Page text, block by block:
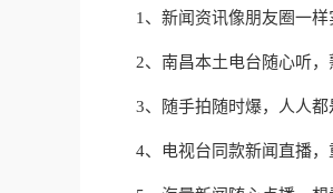
1、新闻资讯像朋友圈一
2、南昌本土电台随心听
3、随手拍随时爆，人人
4、电视台同款新闻直播